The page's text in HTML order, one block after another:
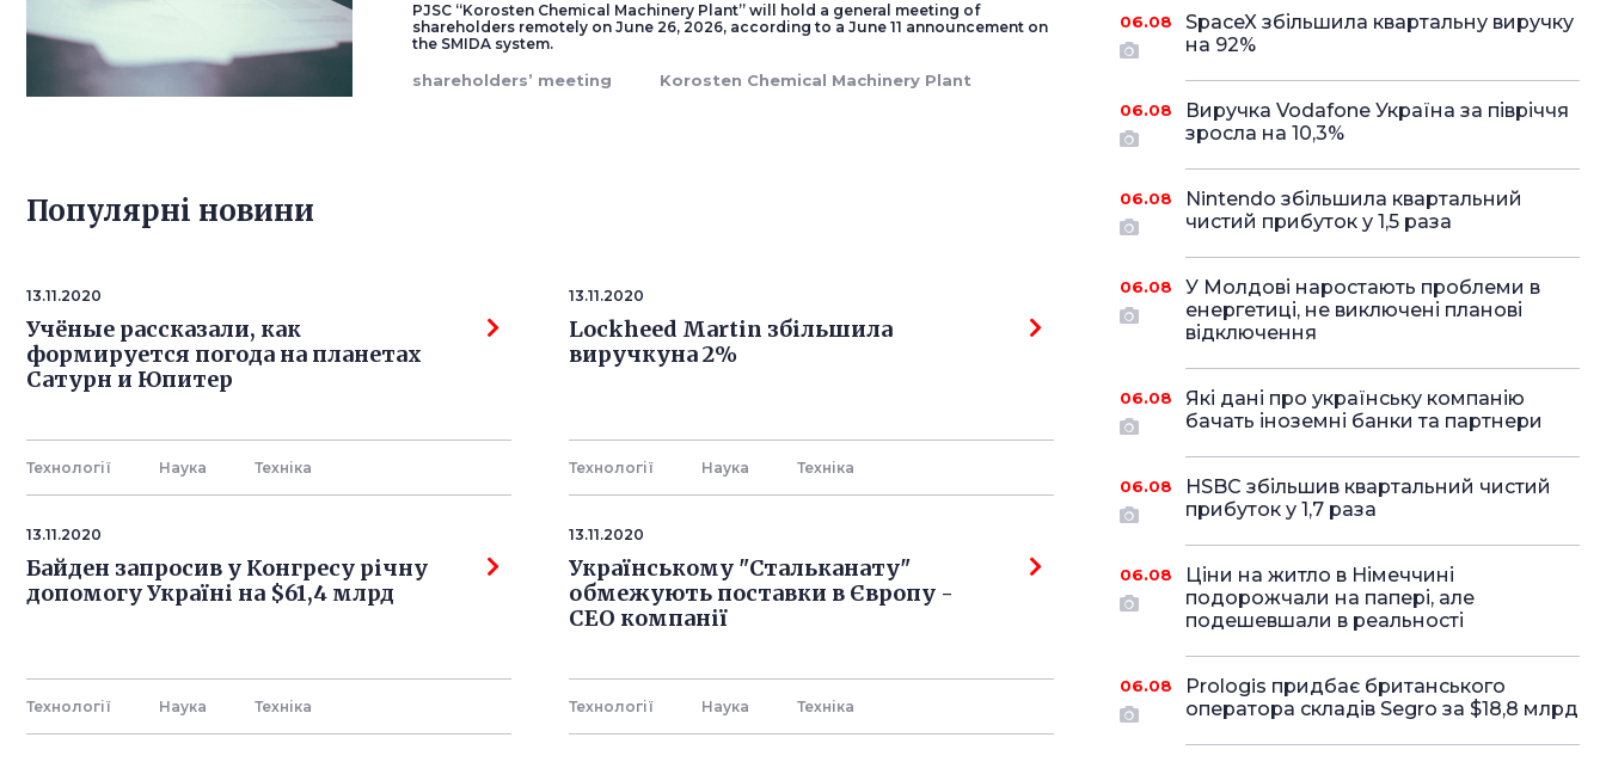
PJSC “Korosten Chemical Machinery Plant” will hold a general meeting of
shareholders remotely on June 26, 2026, according to a June 11 announcement on
the SMIDA system.
shareholders’ meeting Korosten Chemical Machinery Plant
Популярнi новини
13.11.2020
Учёные рассказали, как
формируется погода на планетах
Сатурн и Юпитер
Технології Наука Технiка
13.11.2020
Lockheed Martin збільшила
виручкуна 2%
Технології Наука Технiка
13.11.2020
Байден запросив у Конгресу річну
допомогу Україні на $61,4 млрд
Технології Наука Технiка
13.11.2020
Українському "Стальканату"
обмежують поставки в Європу -
СЕО компанії
Технології Наука Технiка
06.08
SpaceX збільшила квартальну виручку
на 92%
06.08
Виручка Vodafone Україна за півріччя
зросла на 10,3%
06.08
Nintendo збільшила квартальний
чистий прибуток у 1,5 раза
06.08
У Молдові наростають проблеми в
енергетиці, не виключені планові
відключення
06.08
Які дані про українську компанію
бачать іноземні банки та партнери
06.08
HSBC збільшив квартальний чистий
прибуток у 1,7 раза
06.08
Ціни на житло в Німеччині
подорожчали на папері, але
подешевшали в реальності
06.08
Prologis придбає британського
оператора складів Segro за $18,8 млрд